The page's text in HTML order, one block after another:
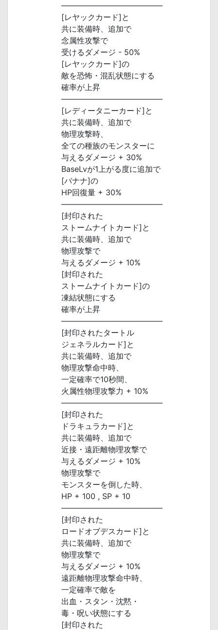
―――――――――――――
[レヤックカード]と
共に装備時、追加で
念属性攻撃で
受けるダメージ - 50%
[レヤックカード]の
敵を恐怖・混乱状態にする
確率が上昇
―――――――――――――
[レディータニーカード]と
共に装備時、追加で
物理攻撃時、
全ての種族のモンスターに
与えるダメージ + 30%
BaseLvが1上がる度に追加で
[バナナ]の
HP回復量 + 30%
―――――――――――――
[封印された
ストームナイトカード]と
共に装備時、追加で
物理攻撃で
与えるダメージ + 10%
[封印された
ストームナイトカード]の
凍結状態にする
確率が上昇
―――――――――――――
[封印されたタートル
ジェネラルカード]と
共に装備時、追加で
物理攻撃命中時、
一定確率で10秒間、
火属性物理攻撃力 + 10%
―――――――――――――
[封印された
ドラキュラカード]と
共に装備時、追加で
近接・遠距離物理攻撃で
与えるダメージ + 10%
物理攻撃で
モンスターを倒した時、
HP + 100 , SP + 10
―――――――――――――
[封印された
ロードオブデスカード]と
共に装備時、追加で
物理攻撃で
与えるダメージ + 10%
遠距離物理攻撃命中時、
一定確率で敵を
出血・スタン・沈黙・
毒・呪い状態にする
[封印された